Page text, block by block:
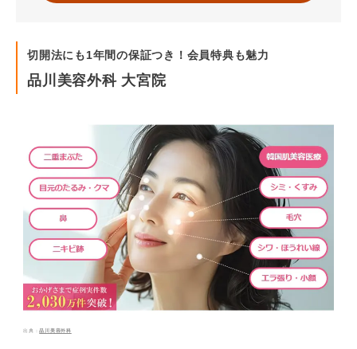
切開法にも1年間の保証つき！会員特典も魅力
品川美容外科 大宮院
品川美容外科